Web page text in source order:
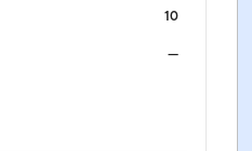
10
—